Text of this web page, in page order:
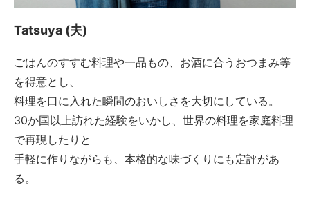
Tatsuya (夫)
ごはんのすすむ料理や一品もの、お酒に合うおつまみ等
を得意とし、
料理を口に入れた瞬間のおいしさを大切にしている。
30か国以上訪れた経験をいかし、世界の料理を家庭料理
で再現したりと
手軽に作りながらも、本格的な味づくりにも定評があ
る。